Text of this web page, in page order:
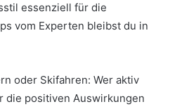
essenziell für die
vom Experten bleibst du in
oder Skifahren: Wer aktiv
die positiven Auswirkungen